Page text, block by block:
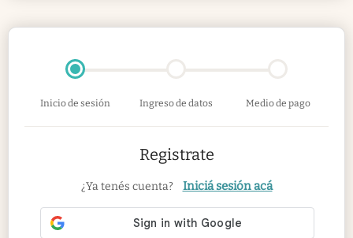
Inicio de sesión Ingreso de datos Medio de pago
Registrate
¿Ya tenés cuenta? Iniciá sesión acá